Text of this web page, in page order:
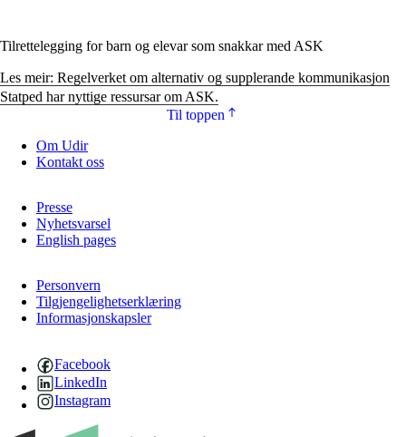
Tilrettelegging for barn og elevar som snakkar med ASK
Les meir: Regelverket om alternativ og supplerande kommunikasjon
Statped har nyttige ressursar om ASK.
Til toppen
Om Udir
Kontakt oss
Presse
Nyhetsvarsel
English pages
Personvern
Tilgjengelighetserklæring
Informasjonskapsler
Facebook
LinkedIn
Instagram